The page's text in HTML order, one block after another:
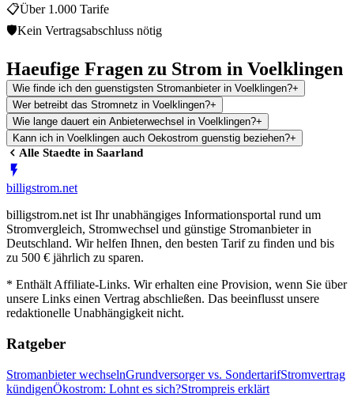
📋Über 1.000 Tarife
🛡Kein Vertragsabschluss nötig
Haeufige Fragen zu Strom in Voelklingen
Wie finde ich den guenstigsten Stromanbieter in Voelklingen?+
Wer betreibt das Stromnetz in Voelklingen?+
Wie lange dauert ein Anbieterwechsel in Voelklingen?+
Kann ich in Voelklingen auch Oekostrom guenstig beziehen?+
Alle Staedte in Saarland
billigstrom.net
billigstrom.net ist Ihr unabhängiges Informationsportal rund um
Stromvergleich, Stromwechsel und günstige Stromanbieter in
Deutschland. Wir helfen Ihnen, den besten Tarif zu finden und bis
zu 500 € jährlich zu sparen.
* Enthält Affiliate-Links. Wir erhalten eine Provision, wenn Sie über
unsere Links einen Vertrag abschließen. Das beeinflusst unsere
redaktionelle Unabhängigkeit nicht.
Ratgeber
Stromanbieter wechselnGrundversorger vs. SondertarifStromvertrag
kündigenÖkostrom: Lohnt es sich?Strompreis erklärt